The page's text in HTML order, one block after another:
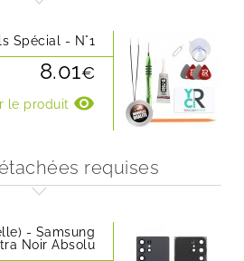
Spécial - N°1
8.01€
le produit visibility
requises
- Samsung
Noir Absolu